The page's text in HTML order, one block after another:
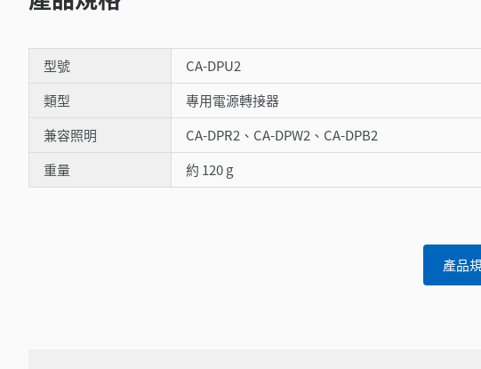
型號
CA-DPU2
類型
專用電源轉接器
兼容照明
CA-DPR2、CA-DPW2、CA-DPB2
重量
約 120 g
產品